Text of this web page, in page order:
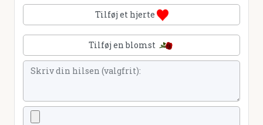
Tilføj et hjerte
Tilføj en blomst